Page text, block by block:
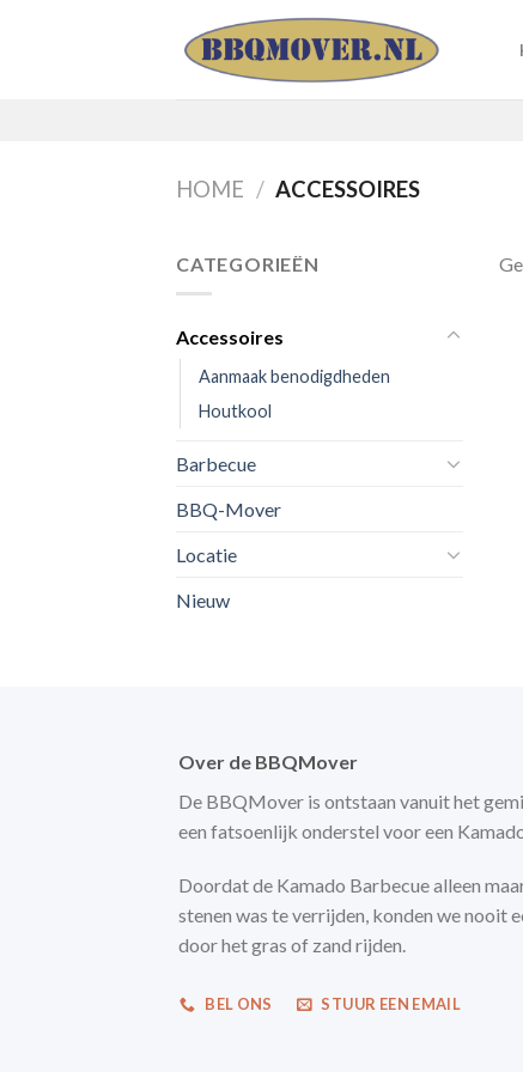
HOME / ACCESSOIRES
CATEGORIEËN
Accessoires
Aanmaak benodigdheden
Houtkool
Barbecue
BBQ-Mover
Locatie
Nieuw
Over de BBQMover
De BBQMover is ontstaan vanuit het
een fatsoenlijk onderstel voor een
Doordat de Kamado Barbecue alleen
stenen was te verrijden, konden we nooit
door het gras of zand rijden.
BEL ONS STUUR EEN EMAIL